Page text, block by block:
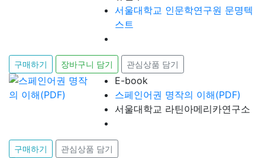
서울대학교 인문학연구원 문명텍
스트
구매하기 장바구니 담기 관심상품 담기
E-book
스페인어권 명작의 이해(PDF)
서울대학교 라틴아메리카연구소
구매하기 관심상품 담기